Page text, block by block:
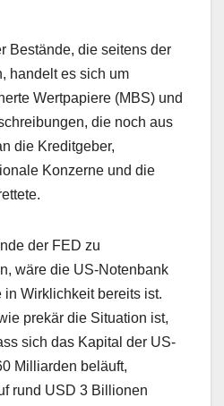
Bestände, die seitens der
handelt es sich um
Wertpapiere (MBS) und
die noch aus
die Kreditgeber,
Konzerne und die
der FED zu
wäre die US-Notenbank
Wirklichkeit bereits ist.
prekär die Situation ist,
sich das Kapital der US-
Milliarden beläuft,
rund USD 3 Billionen